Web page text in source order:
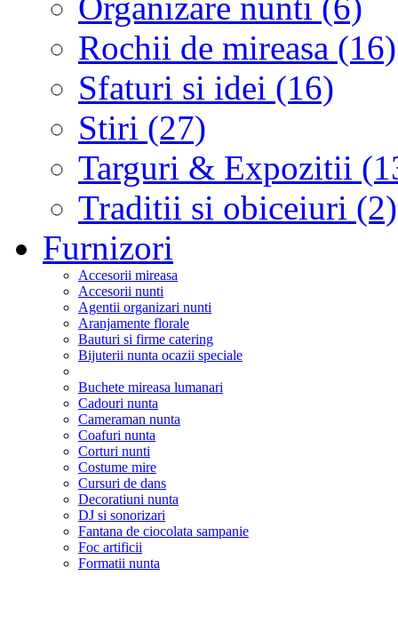
Rochii de mireasa (16)
Sfaturi si idei (16)
Stiri (27)
Targuri & Expozitii
Traditii si obiceiuri (2)
Furnizori
Accesorii mireasa
Accesorii nunti
Agentii organizari nunti
Aranjamente florale
Bauturi si firme catering
Bijuterii nunta ocazii speciale
Buchete mireasa lumanari
Cadouri nunta
Cameraman nunta
Coafuri nunta
Corturi nunti
Costume mire
Cursuri de dans
Decoratiuni nunta
DJ si sonorizari
Fantana de ciocolata sampanie
Foc artificii
Formatii nunta